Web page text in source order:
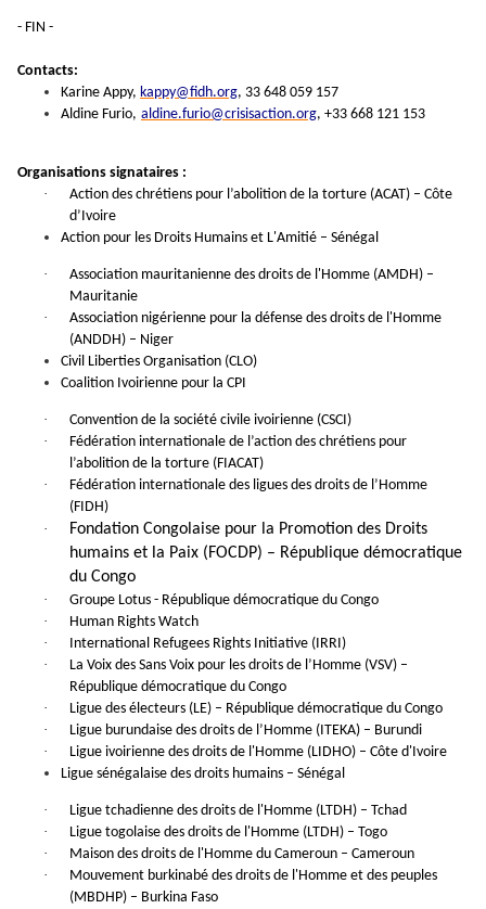
- FIN -
Contacts:
Karine Appy, kappy@fidh.org, 33 648 059 157
Aldine Furio, aldine.furio@crisisaction.org, +33 668 121 153
Organisations signataires :
·
Action des chrétiens pour l’abolition de la torture (ACAT) – Côte
d’Ivoire
Action pour les Droits Humains et L'Amitié – Sénégal
·
Association mauritanienne des droits de l'Homme (AMDH) –
Mauritanie
·
Association nigérienne pour la défense des droits de l'Homme
(ANDDH) – Niger
Civil Liberties Organisation (CLO)
Coalition Ivoirienne pour la CPI
·
Convention de la société civile ivoirienne (CSCI)
·
Fédération internationale de l’action des chrétiens pour
l’abolition de la torture (FIACAT)
·
Fédération internationale des ligues des droits de l’Homme
(FIDH)
·
Fondation Congolaise pour la Promotion des Droits
humains et la Paix (FOCDP) – République démocratique
du Congo
·
Groupe Lotus - République démocratique du Congo
·
Human Rights Watch
·
International Refugees Rights Initiative (IRRI)
·
La Voix des Sans Voix pour les droits de l’Homme (VSV) –
République démocratique du Congo
·
Ligue des électeurs (LE) – République démocratique du Congo
·
Ligue burundaise des droits de l’Homme (ITEKA) – Burundi
·
Ligue ivoirienne des droits de l'Homme (LIDHO) – Côte d'Ivoire
Ligue sénégalaise des droits humains – Sénégal
·
Ligue tchadienne des droits de l'Homme (LTDH) – Tchad
·
Ligue togolaise des droits de l'Homme (LTDH) – Togo
·
Maison des droits de l'Homme du Cameroun – Cameroun
·
Mouvement burkinabé des droits de l'Homme et des peuples
(MBDHP) – Burkina Faso